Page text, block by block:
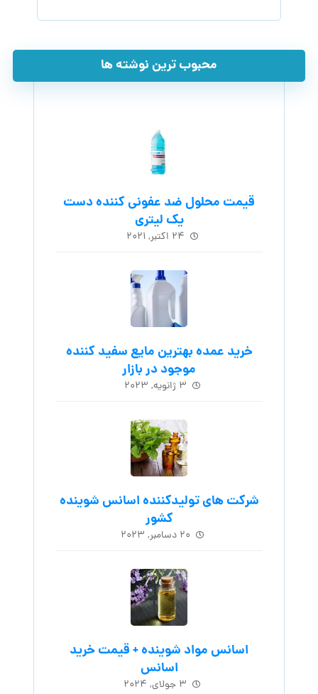
محبوب ترین نوشته ها
قیمت محلول ضد عفونی کننده دست
یک لیتری
۲۴ اکتبر, ۲۰۲۱
خرید عمده بهترین مایع سفید کننده
موجود در بازار
۳ ژانویه, ۲۰۲۳
شرکت های تولیدکننده اسانس شوینده
کشور
۲۰ دسامبر, ۲۰۲۳
اسانس مواد شوینده + قیمت خرید
اسانس
۳ جولای, ۲۰۲۴